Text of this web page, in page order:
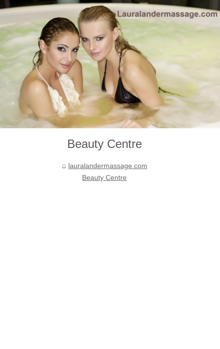
Beauty Centre
lauralandermassage.com
Beauty Centre